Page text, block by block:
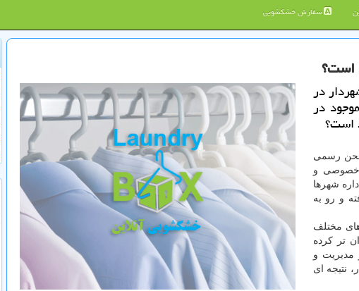
سفارش خشکشویی
است؟
در
در
است؟
صحن رسمی
خصوصی و
شهرها
و رو به
مختلف
تر کرده
مدیریت و
نتیجه ای